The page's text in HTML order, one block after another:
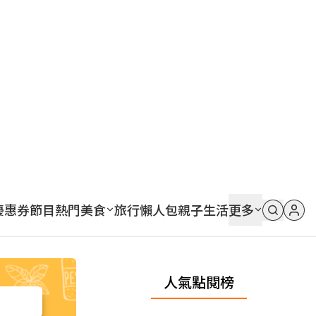
惠券節目熱門美食 旅行懶人包親子生活更多
人氣點閱榜